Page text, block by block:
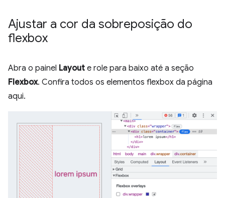
Ajustar a cor da sobreposição do
flexbox
Abra o painel Layout e role para baixo até a seção
Flexbox. Confira todos os elementos flexbox da página
aqui.